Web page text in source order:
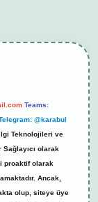
Teams:
@karabul
Teknolojileri ve
olarak
proaktif olarak
Ancak,
olup, siteye üye